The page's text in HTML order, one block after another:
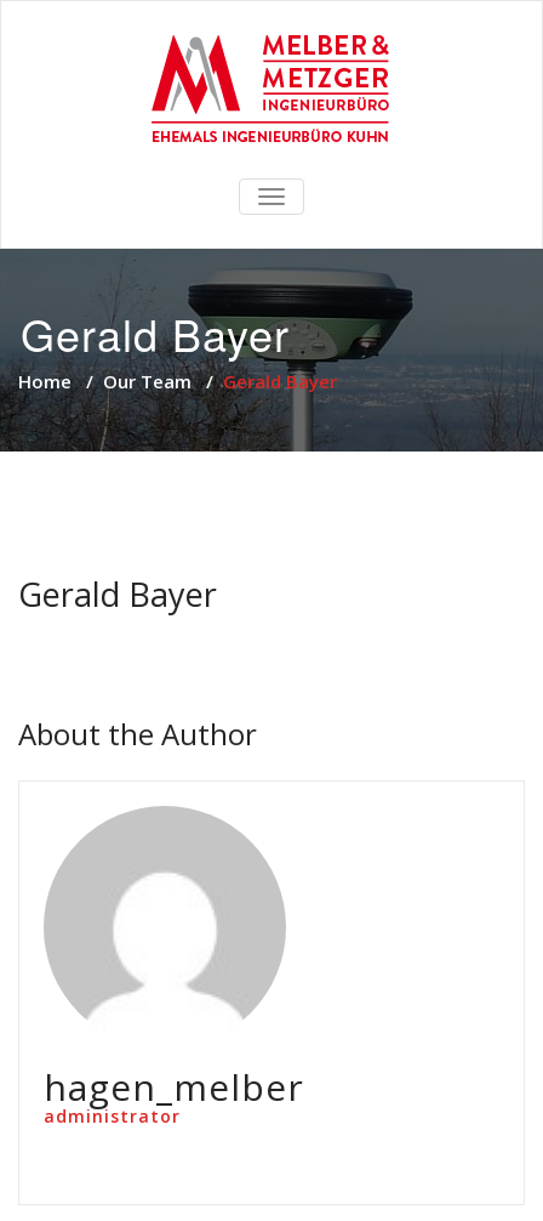
TOGGLE
NAVIGATION
Gerald Bayer
Home/Our Team/Gerald Bayer
Gerald Bayer
About the Author
hagen_melber
administrator